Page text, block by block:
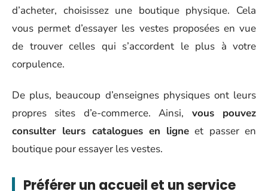
d’acheter, choisissez une boutique physique. Cela
vous permet d’essayer les vestes proposées en vue
de trouver celles qui s’accordent le plus à votre
corpulence.
De plus, beaucoup d’enseignes physiques ont leurs
propres sites d’e-commerce. Ainsi, vous pouvez
consulter leurs catalogues en ligne et passer en
boutique pour essayer les vestes.
Préférer un accueil et un service